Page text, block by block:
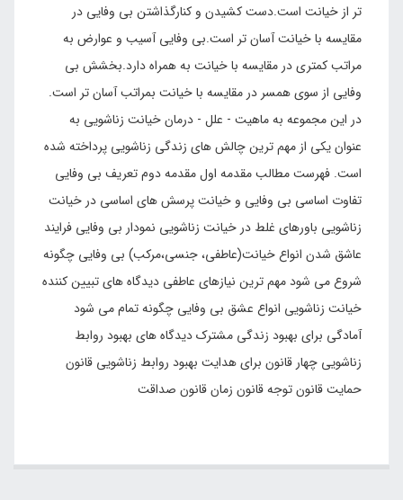
تر از خیانت است.دست کشیدن و کنارگذاشتن بی وفایی در
مقایسه با خیانت آسان تر است.بی وفایی آسیب و عوارض به
مراتب کمتری در مقایسه با خیانت به همراه دارد.بخشش بی
وفایی از سوی همسر در مقایسه با خیانت بمراتب آسان تر است.
در این مجموعه به ماهیت - علل - درمان خیانت زناشویی به
عنوان یکی از مهم ترین چالش های زندگی زناشویی پرداخته شده
است. فهرست مطالب مقدمه اول مقدمه دوم تعریف بی وفایی
تفاوت اساسی بی وفایی و خیانت پرسش های اساسی در خیانت
زناشویی باورهای غلط در خیانت زناشویی نمودار بی وفایی فرایند
عاشق شدن انواع خیانت(عاطفی، جنسی،مرکب) بی وفایی چگونه
شروع می شود مهم ترین نیازهای عاطفی دیدگاه های تبیین کننده
خیانت زناشویی انواع عشق بی وفایی چگونه تمام می شود
آمادگی برای بهبود زندگی مشترک دیدگاه های بهبود روابط
زناشویی چهار قانون برای هدایت بهبود روابط زناشویی قانون
حمایت قانون توجه قانون زمان قانون صداقت